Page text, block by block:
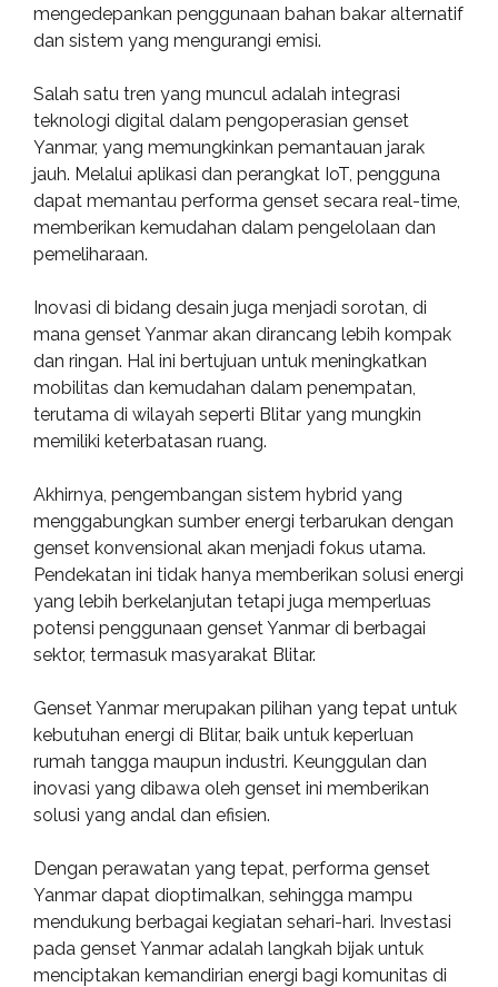
mengedepankan penggunaan bahan bakar alternatif
dan sistem yang mengurangi emisi.
Salah satu tren yang muncul adalah integrasi
teknologi digital dalam pengoperasian genset
Yanmar, yang memungkinkan pemantauan jarak
jauh. Melalui aplikasi dan perangkat IoT, pengguna
dapat memantau performa genset secara real-time,
memberikan kemudahan dalam pengelolaan dan
pemeliharaan.
Inovasi di bidang desain juga menjadi sorotan, di
mana genset Yanmar akan dirancang lebih kompak
dan ringan. Hal ini bertujuan untuk meningkatkan
mobilitas dan kemudahan dalam penempatan,
terutama di wilayah seperti Blitar yang mungkin
memiliki keterbatasan ruang.
Akhirnya, pengembangan sistem hybrid yang
menggabungkan sumber energi terbarukan dengan
genset konvensional akan menjadi fokus utama.
Pendekatan ini tidak hanya memberikan solusi energi
yang lebih berkelanjutan tetapi juga memperluas
potensi penggunaan genset Yanmar di berbagai
sektor, termasuk masyarakat Blitar.
Genset Yanmar merupakan pilihan yang tepat untuk
kebutuhan energi di Blitar, baik untuk keperluan
rumah tangga maupun industri. Keunggulan dan
inovasi yang dibawa oleh genset ini memberikan
solusi yang andal dan efisien.
Dengan perawatan yang tepat, performa genset
Yanmar dapat dioptimalkan, sehingga mampu
mendukung berbagai kegiatan sehari-hari. Investasi
pada genset Yanmar adalah langkah bijak untuk
menciptakan kemandirian energi bagi komunitas di